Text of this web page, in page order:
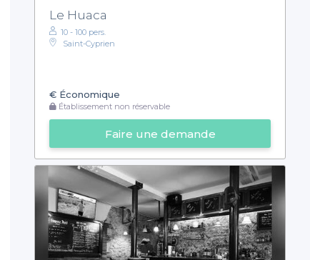
Le Huaca
10 - 100 pers.
Saint-Cyprien
€ Économique
Établissement non réservable
Faire une demande